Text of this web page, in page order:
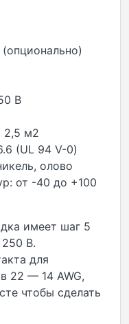
В
2,5 м2
(UL 94 V-0)
олово
от -40 до +100
имеет шаг 5
В.
для
22 — 14 AWG,
чтобы сделать